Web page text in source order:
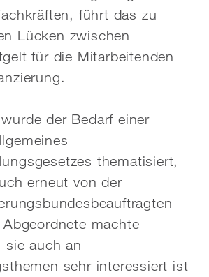
führt das zu
Lücken zwischen
für die Mitarbeitenden
der Bedarf einer
thematisiert,
erneut von der
machte
sie auch an
sehr interessiert ist